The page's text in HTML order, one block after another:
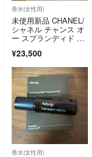
香水(女性用)
未使用新品 CHANEL/
シャネル チャンス オ
ー スプランディド オ
¥23,500
香水(女性用)